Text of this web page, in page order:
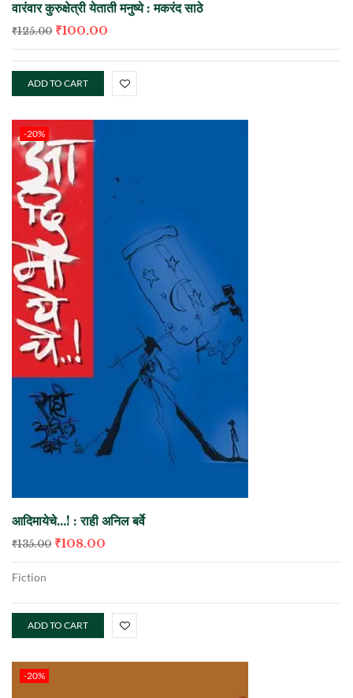
वारंवार कुरुक्षेत्री येताती मनुष्ये : मकरंद साठे
₹125.00 ₹100.00
ADD TO CART
-20%
आदिमायेचे…! : राही अनिल बर्वे
₹135.00 ₹108.00
Fiction
ADD TO CART
-20%